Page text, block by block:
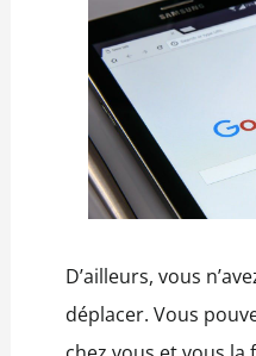
D’ailleurs, vous
déplacer. Vous